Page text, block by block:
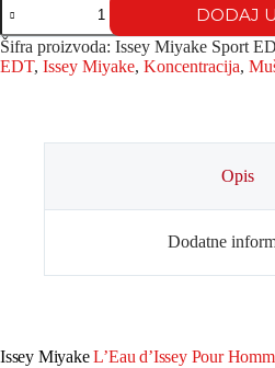
DODAJ
Šifra proizvoda: Issey Miyake Sport
EDT, Issey Miyake, Koncentracija,
Opis
Dodatne
Issey MiyakeL’Eau d’Issey Pour